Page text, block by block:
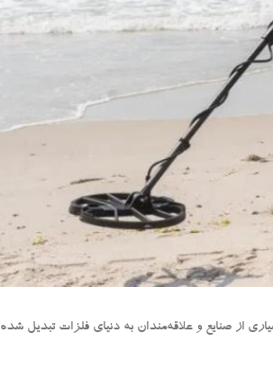
از صنایع و علاقه‌مندان به دنیای فلزات تبدیل شده